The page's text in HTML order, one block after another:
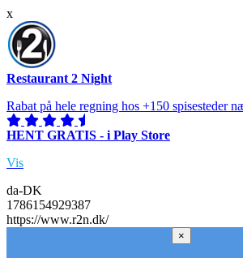
x
Restaurant 2 Night
Rabat på hele regning hos +150 spisesteder
HENT GRATIS - i Play Store
Vis
da-DK
1786154929387
https://www.r2n.dk/
×